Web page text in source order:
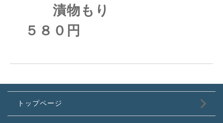
漬物もり
５８０円
トップページ